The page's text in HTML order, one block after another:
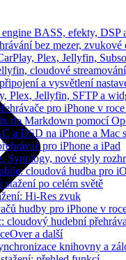
BASS, efekty, DSP
bez mezer,
Plex, Jellyfin,
cloudové
a vysvětlení
Plex, Jellyfin, SFTP a
pro iPhone v
do Markdown pomocí
a DSD na iPhone a Mac
pro iPhone a iPad
Synology, nové styly
cloudová hudba pro
po celém světě
Hi-Res zvuk
hudby pro iPhone v
cloudový hudební
a další
knihovny a